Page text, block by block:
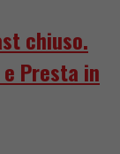
chiuso.
Presta in